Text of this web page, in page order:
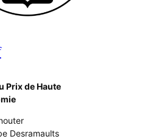
Prix de Haute
Desramaults